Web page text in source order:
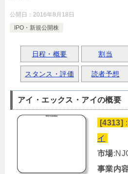
公開日： 2016年8月18日
IPO・新規公開株
日程・概要 割当
スタンス・評価 読者予想
アイ・エックス・アイの概要
[4313] :
イ
市場
事業内